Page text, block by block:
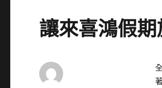
讓來喜鴻假